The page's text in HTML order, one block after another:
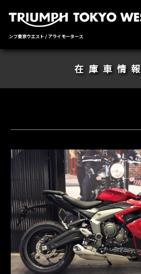
ンフ東京ウエスト / アライモータース
在庫車情報